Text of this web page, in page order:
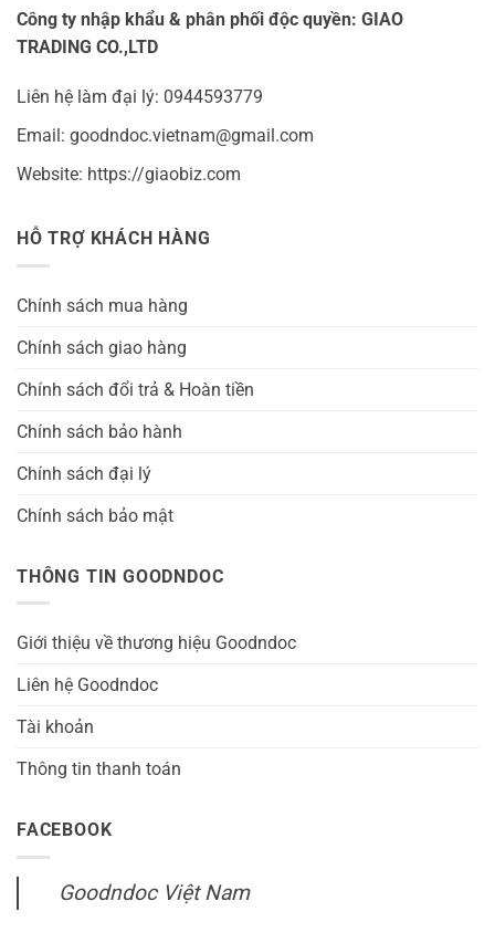
Công ty nhập khẩu & phân phối độc quyền: GIAO
TRADING CO.,LTD
Liên hệ làm đại lý: 0944593779
Email: goodndoc.vietnam@gmail.com
Website: https://giaobiz.com
HỖ TRỢ KHÁCH HÀNG
Chính sách mua hàng
Chính sách giao hàng
Chính sách đổi trả & Hoàn tiền
Chính sách bảo hành
Chính sách đại lý
Chính sách bảo mật
THÔNG TIN GOODNDOC
Giới thiệu về thương hiệu Goodndoc
Liên hệ Goodndoc
Tài khoản
Thông tin thanh toán
FACEBOOK
Goodndoc Việt Nam